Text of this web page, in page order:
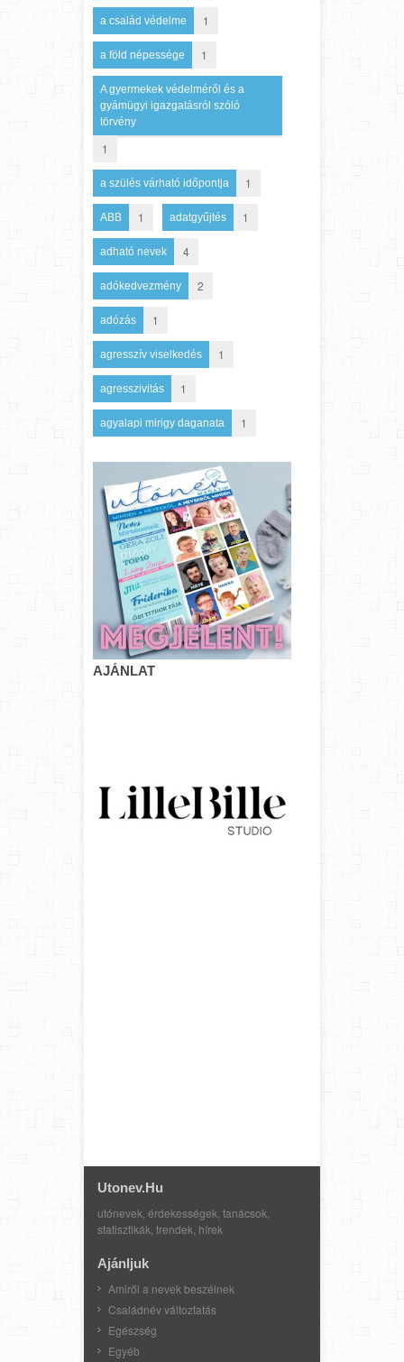
a család védelme 1
a föld népessége 1
A gyermekek védelméről és a
gyámügyi igazgatásról szóló
törvény
1
a szülés várható időpontja 1
ABB 1 adatgyűjtés 1
adható nevek 4
adókedvezmény 2
adózás 1
agresszív viselkedés 1
agresszivitás 1
agyalapi mirigy daganata 1
AJÁNLAT
Utonev.hu
utónevek, érdekességek, tanácsok,
statisztikák, trendek, hírek
Ajánljuk
Amiről a nevek beszélnek
Családnév változtatás
Egészség
Egyéb